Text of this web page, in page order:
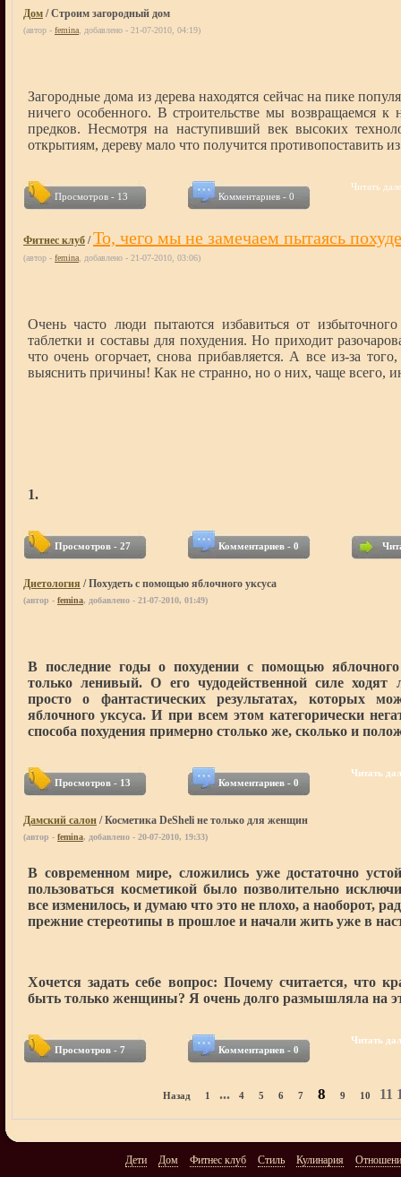
Дом / Строим загородный дом
(автор - femina , добавлено - 21-07-2010, 04:19)
Загородные дома из дерева находятся сейчас на пике
ничего особенного. В строительстве мы возвращаемся
предков. Несмотря на наступивший век высоких
открытиям, дереву мало что получится противопоставить
Просмотров - 13 Комментариев - 0
Читать
Фитнес клуб /То, чего мы не замечаем пытаясь
(автор - femina , добавлено - 21-07-2010, 03:06)
Очень часто люди пытаются избавиться от
таблетки и составы для похудения. Но приходит
что очень огорчает, снова прибавляется. А все из-за
выяснить причины! Как не странно, но о них, чаще всего,
1.
Просмотров - 27 Комментариев - 0
Диетология / Похудеть с помощью яблочного уксуса
(автор - femina, добавлено - 21-07-2010, 01:49)
В последние годы о похудении с помощью яблочного
только ленивый. О его чудодейственной силе ходят
просто о фантастических результатах, которых
яблочного уксуса. И при всем этом категорически
способа похудения примерно столько же, сколько и
Просмотров - 13 Комментариев - 0
Читать
Дамский салон / Косметика DeSheli не только для женщин
(автор - femina, добавлено - 20-07-2010, 19:33)
В современном мире, сложились уже достаточно
пользоваться косметикой было позволительно
все изменилось, и думаю что это не плохо, а наоборот,
прежние стереотипы в прошлое и начали жить уже в
Хочется задать себе вопрос: Почему считается,
быть только женщины? Я очень долго размышляла на
Просмотров - 7 Комментариев - 0
Читать
Назад 1 ... 4 5 6 7 8 9 10 11
Дети Дом Фитнес клуб Стиль Кулинария